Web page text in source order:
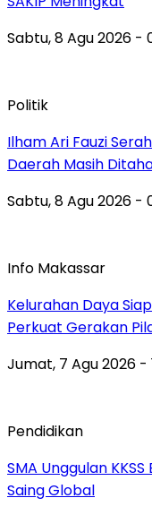
Sabtu, 8 Agu 2026 -
Politik
Ilham Ari Fauzi
Daerah Masih
Sabtu, 8 Agu 2026 -
Info Makassar
Kelurahan Daya
Perkuat Gerakan
Jumat, 7 Agu 2026 -
Pendidikan
SMA Unggulan
Saing Global